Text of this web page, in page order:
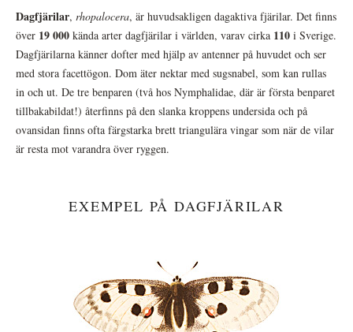
Dagfjärilar, rhopalocera, är huvudsakligen dagaktiva fjärilar. Det finns
över 19 000 kända arter dagfjärilar i världen, varav cirka 110 i Sverige.
Dagfjärilarna känner dofter med hjälp av antenner på huvudet och ser
med stora facettögon. Dom äter nektar med sugsnabel, som kan rullas
in och ut. De tre benparen (två hos Nymphalidae, där är första benparet
tillbakabildat!) återfinns på den slanka kroppens undersida och på
ovansidan finns ofta färgstarka brett triangulära vingar som när de vilar
är resta mot varandra över ryggen.
EXEMPEL PÅ DAGFJÄRILAR